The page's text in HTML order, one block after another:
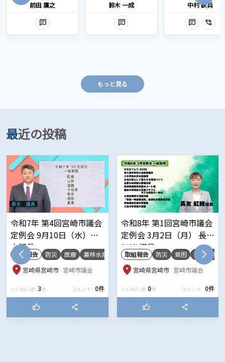
前田 廣之
chat
鈴木 一成
chat
中村 鉄兵
chat phone_in_talk
もっと見る
最近の投稿
年 第4回宮崎市議会
9月10日（水）森
告 防災 医療 農林水産 都市基盤 教育
その他
崎県宮崎市 宮崎市議会
3件 0件
令和8年 第1回宮崎市議会
定例会 3月2日（月） 長友
紅緒 議員
取組報告 防災 貧困 農林水産 観光
宮崎県宮崎市 宮崎市議会
いいね!..他 0件 0件
「
会
ケー
ア